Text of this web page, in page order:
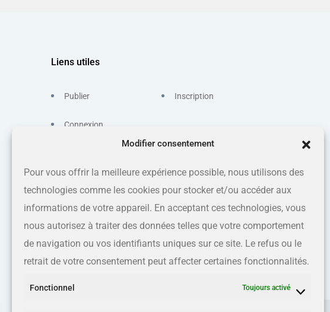
Modifier consentement
Pour vous offrir la meilleure expérience possible, nous utilisons des
technologies comme les cookies pour stocker et/ou accéder aux
informations de votre appareil. En acceptant ces technologies, vous
nous autorisez à traiter des données telles que votre comportement
de navigation ou vos identifiants uniques sur ce site. Le refus ou le
retrait de votre consentement peut affecter certaines fonctionnalités.
Fonctionnel Toujours activé
Liens utiles
Publier
Connexion
Inscription